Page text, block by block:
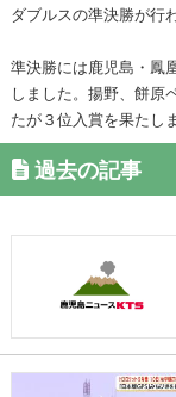
ダブルスの準決勝が行
準決勝には鹿児島・鳳
しました。揚野、餅原
たが３位入賞を果たし
過去の記事